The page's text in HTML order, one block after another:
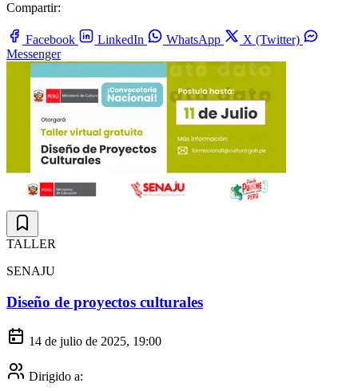
Compartir:
Facebook LinkedIn WhatsApp
X (Twitter)
Messenger
TALLER
SENAJU
Diseño de proyectos culturales
14 de julio de 2025, 19:00
Dirigido a: